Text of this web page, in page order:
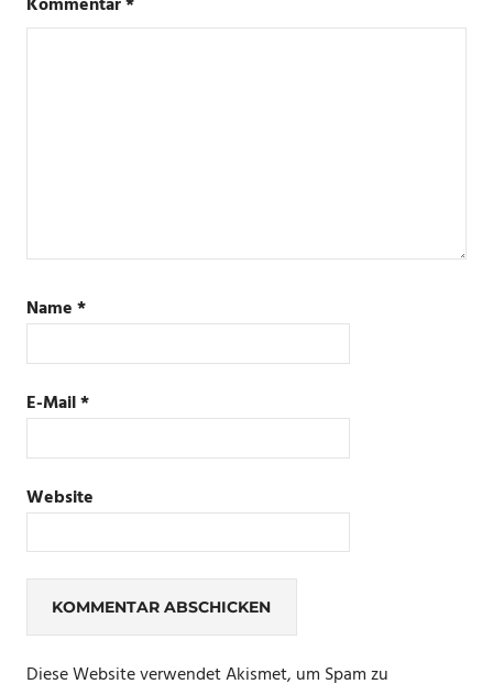
Kommentar*
Name*
E-Mail*
Website
Diese Website verwendet Akismet, um Spam zu